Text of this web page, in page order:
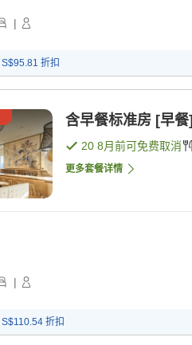
|
S$95.81 折扣
含早餐标准房 [早餐]
20 8月前可免费取消
更多套餐详情
|
S$110.54 折扣